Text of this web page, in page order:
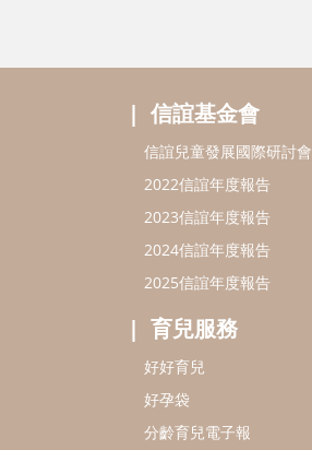
信誼基金會
信誼兒童發展國際研討會
2022信誼年度報告
2023信誼年度報告
2024信誼年度報告
2025信誼年度報告
育兒服務
好好育兒
好孕袋
分齡育兒電子報